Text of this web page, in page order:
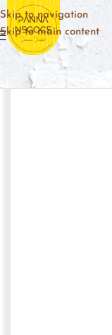
Skip to navigation
Skip to main content